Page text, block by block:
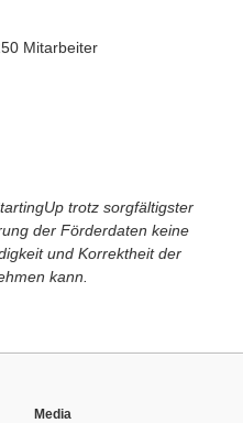
Mitarbeiter
trotz sorgfältigster
der Förderdaten keine
und Korrektheit der
kann.
Media